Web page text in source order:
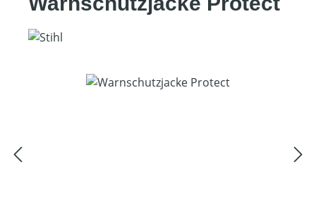
Bildergalerie überspringen